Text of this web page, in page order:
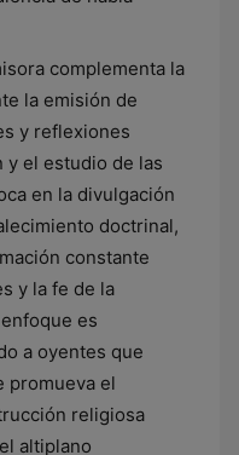
complementa la
la emisión de
y reflexiones
y el estudio de las
en la divulgación
doctrinal,
constante
y la fe de la
es
a oyentes que
promueva el
religiosa
altiplano